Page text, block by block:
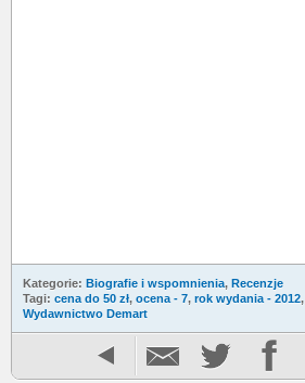
Kategorie: Biografie i wspomnienia, Recenzje
Tagi: cena do 50 zł, ocena - 7, rok wydania - 2012,
Wydawnictwo Demart